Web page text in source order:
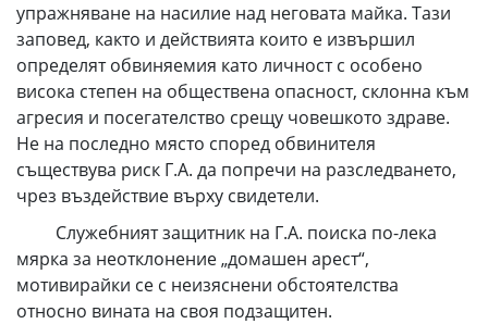
упражняване на насилие над неговата майка. Тази
заповед, както и действията които е извършил
определят обвиняемия като личност с особено
висока степен на обществена опасност, склонна към
агресия и посегателство срещу човешкото здраве.
Не на последно място според обвинителя
съществува риск Г.А. да попречи на разследването,
чрез въздействие върху свидетели.
Служебният защитник на Г.А. поиска по-лека
мярка за неотклонение „домашен арест“,
мотивирайки се с неизяснени обстоятелства
относно вината на своя подзащитен.